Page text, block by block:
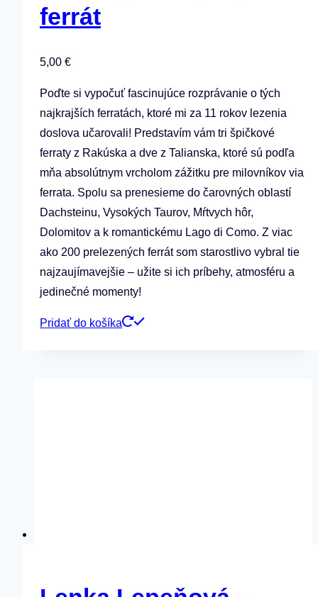
ferrát
5,00 €
Poďte si vypočuť fascinujúce rozprávanie o tých
najkrajších ferratách, ktoré mi za 11 rokov lezenia
doslova učarovali! Predstavím vám tri špičkové
ferraty z Rakúska a dve z Talianska, ktoré sú podľa
mňa absolútnym vrcholom zážitku pre milovníkov via
ferrata. Spolu sa prenesieme do čarovných oblastí
Dachsteinu, Vysokých Taurov, Mŕtvych hôr,
Dolomitov a k romantickému Lago di Como. Z viac
ako 200 prelezených ferrát som starostlivo vybral tie
najzaujímavejšie – užite si ich príbehy, atmosféru a
jedinečné momenty!
Pridať do košíka